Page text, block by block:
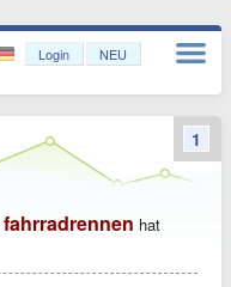
Login NEU
fahrradrennen hat
1